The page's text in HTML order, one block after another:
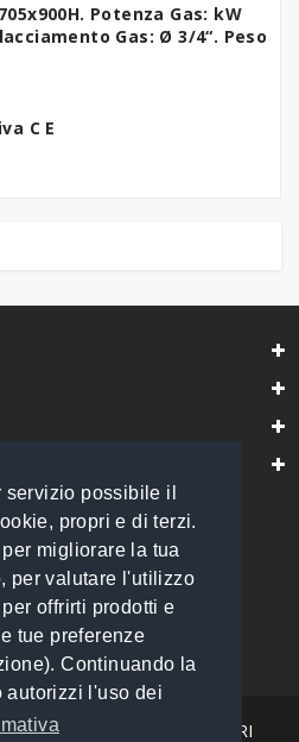
possibile il
propri e di terzi.
migliorare la tua
per valutare l'utilizzo
offrirti prodotti e
tue preferenze
Continuando la
autorizzi l'uso dei
Potenza Gas: kW
Gas: Ø 3/4“. Peso
C E
unico
- 1540057
I NOSTRI CORRIERI